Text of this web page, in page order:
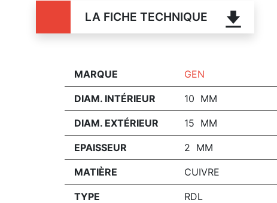
LA FICHE TECHNIQUE
MARQUE GEN
DIAM. INTÉRIEUR 10 MM
DIAM. EXTÉRIEUR 15 MM
EPAISSEUR 2 MM
MATIÈRE CUIVRE
TYPE RDL